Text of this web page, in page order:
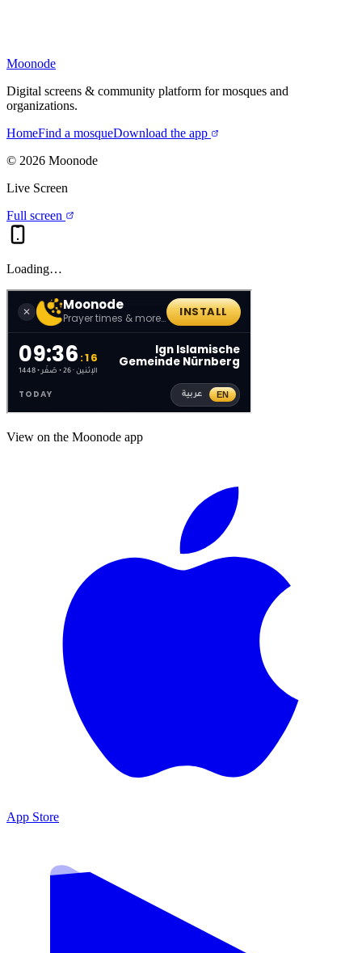
Moonode
Digital screens & community platform for mosques and
organizations.
HomeFind a mosqueDownload the app
© 2026 Moonode
Live Screen
Full screen
Loading…
View on the Moonode app
App Store